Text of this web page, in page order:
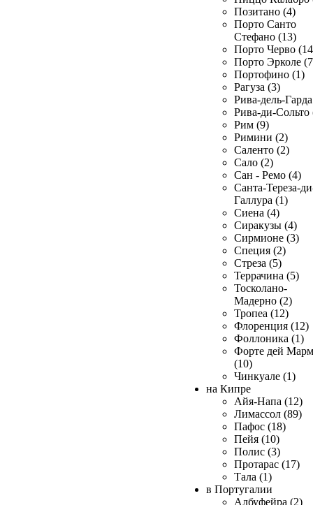
Позитано (4)
Порто Санто
Стефано (13)
Порто Черво
Порто Эрколе
Портофино (1)
Рагуза (3)
Рива-дель-
Рива-ди-Сольто
Рим (9)
Римини (2)
Саленто (2)
Сало (2)
Сан - Ремо (4)
Санта-Тереза-
Галлура (1)
Сиена (4)
Сиракузы (4)
Сирмионе (3)
Специя (2)
Стреза (5)
Террачина (5)
Тосколано-
Мадерно (2)
Тропеа (12)
Флоренция (12)
Фоллоника (1)
Форте дей
(10)
Чинкуале (1)
на Кипре
Айя-Напа (12)
Лимассол (89)
Пафос (18)
Пейя (10)
Полис (3)
Протарас (17)
Тала (1)
в Португалии
Албуфейра (2)